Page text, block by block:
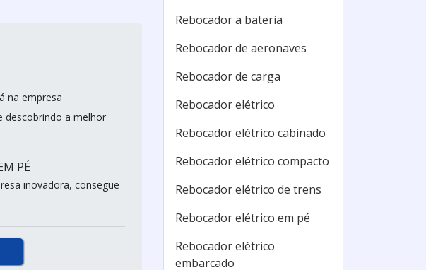
na empresa
descobrindo a melhor
PÉ
inovadora, consegue
Rebocador a bateria
Rebocador de aeronaves
Rebocador de carga
Rebocador elétrico
Rebocador elétrico cabinado
Rebocador elétrico compacto
Rebocador elétrico de trens
Rebocador elétrico em pé
Rebocador elétrico
embarcado